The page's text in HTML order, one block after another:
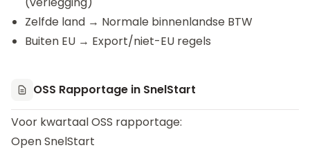
Zelfde land → Normale binnenlandse BTW
Buiten EU → Export/niet-EU regels
OSS Rapportage in SnelStart
Voor kwartaal OSS rapportage:
Open SnelStart